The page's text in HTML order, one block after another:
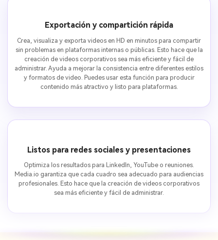
Exportación y compartición rápida
Crea, visualiza y exporta videos en HD en minutos para compartir
sin problemas en plataformas internas o públicas. Esto hace que la
creación de videos corporativos sea más eficiente y fácil de
administrar. Ayuda a mejorar la consistencia entre diferentes estilos
y formatos de video. Puedes usar esta función para producir
contenido más atractivo y listo para plataformas.
Listos para redes sociales y presentaciones
Optimiza los resultados para LinkedIn, YouTube o reuniones.
Media.io garantiza que cada cuadro sea adecuado para audiencias
profesionales. Esto hace que la creación de videos corporativos
sea más eficiente y fácil de administrar.